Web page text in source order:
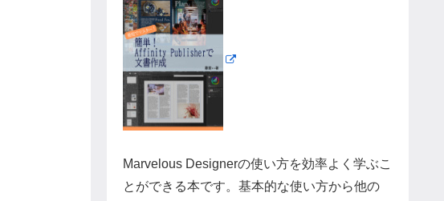
Marvelous Designerの使い方を効率よく学ぶこ
とができる本です。基本的な使い方から他の